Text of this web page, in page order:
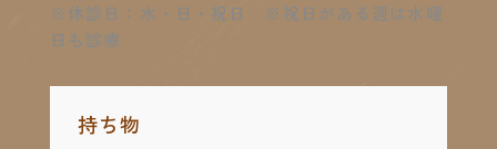
※休診日：水・日・祝日 ※祝日がある週は水曜
日も診療
持ち物